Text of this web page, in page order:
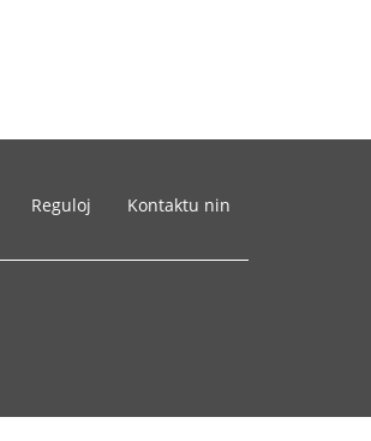
Reguloj Kontaktu nin